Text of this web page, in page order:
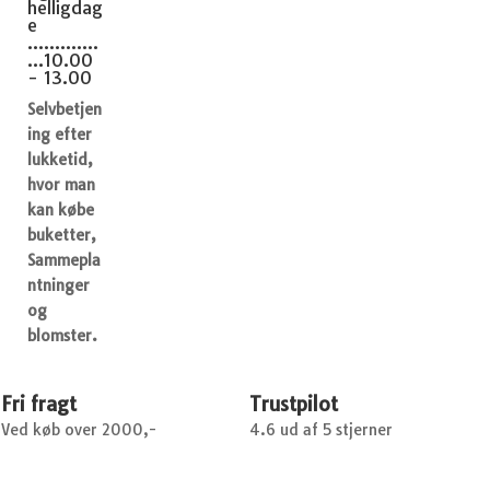
helligdag
e
.............
...10.00
- 13.00
Selvbetjen
ing efter
lukketid,
hvor man
kan købe
buketter,
Sammepla
ntninger
og
blomster.
Fri fragt
Ved køb over 2000,-
Trustpilot
4.6 ud af 5 stjerner